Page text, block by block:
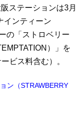
ステーションは3月
インティーン
の「ストロベリー
）」を
ビス料含む）。
ン（STRAWBERRY